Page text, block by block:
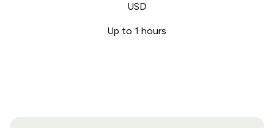
USD
Up to 1 hours